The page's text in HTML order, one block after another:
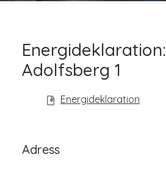
Energideklaration:
Adolfsberg 1
Energideklaration
Adress